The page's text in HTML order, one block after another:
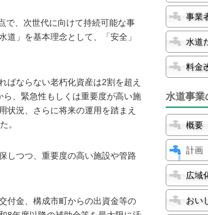
で、次世代に向けて持続可能な事
」を基本理念として、「安全」
ばならない老朽化資産は2割を超え
、緊急性もしくは重要度が高い施
状況、さらに将来の運用を踏まえ
。
しつつ、重要度の高い施設や管路
付金、構成市町からの出資金等の
事業
水道
料金
水道事業
概要
計画
広域
おい